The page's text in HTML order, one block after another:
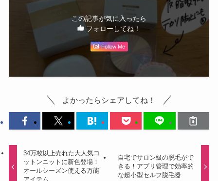
この記事が気に入ったら
フォローしてね！
Follow Me
よかったらシェアしてね！
34万枚以上売れた大人気コ
ットンニットに新色登場！
オールシーズン使える万能
アイテム
自宅でサロン級の脱毛がで
きる！アプリ管理で効率的
な超小型セルフ脱毛器